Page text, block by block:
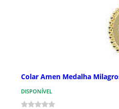
Colar Amen Medalha
DISPONÍVEL